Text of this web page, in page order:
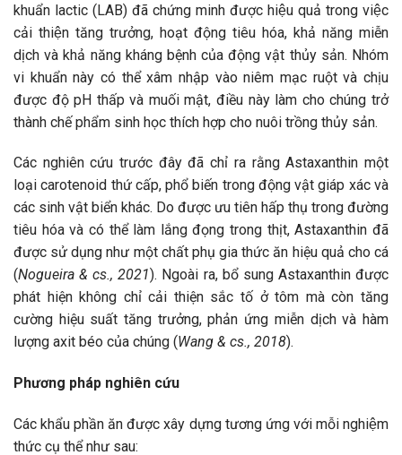
khuẩn lactic (LAB) đã chứng minh được hiệu quả trong việc
cải thiện tăng trưởng, hoạt động tiêu hóa, khả năng miễn
dịch và khả năng kháng bệnh của động vật thủy sản. Nhóm
vi khuẩn này có thể xâm nhập vào niêm mạc ruột và chịu
được độ pH thấp và muối mật, điều này làm cho chúng trở
thành chế phẩm sinh học thích hợp cho nuôi trồng thủy sản.
Các nghiên cứu trước đây đã chỉ ra rằng Astaxanthin một
loại carotenoid thứ cấp, phổ biến trong động vật giáp xác và
các sinh vật biển khác. Do được ưu tiên hấp thụ trong đường
tiêu hóa và có thể làm lắng đọng trong thịt, Astaxanthin đã
được sử dụng như một chất phụ gia thức ăn hiệu quả cho cá
(Nogueira & cs., 2021). Ngoài ra, bổ sung Astaxanthin được
phát hiện không chỉ cải thiện sắc tố ở tôm mà còn tăng
cường hiệu suất tăng trưởng, phản ứng miễn dịch và hàm
lượng axit béo của chúng (Wang & cs., 2018).
Phương pháp nghiên cứu
Các khẩu phần ăn được xây dựng tương ứng với mỗi nghiệm
thức cụ thể như sau: